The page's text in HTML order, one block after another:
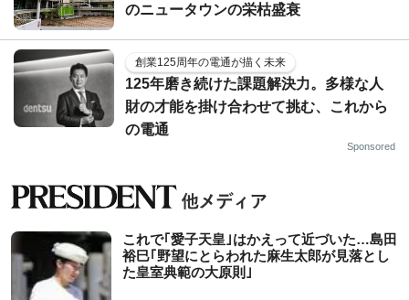
のニュータウンの栄枯盛衰
創業125周年の電通が描く未来
125年磨き続けた課題解決力。多様な人
財の才能を掛け合わせて挑む、これから
の電通
Sponsored
これで｢愛子天皇｣はかえって近づいた…島田
裕巳｢野望にとらわれた麻生太郎が見落とし
た皇室典範の大原則｣